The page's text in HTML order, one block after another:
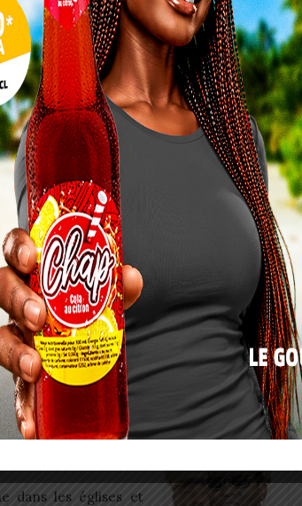
04 Février 2025:
Veillée de prières au domicile du
de la nation
pour le repos de l’âme du père
Gnassingbé, Président de la
Congrès de Kara
et communes
les mosquées pour le repos de l’âme du
dans les églises et